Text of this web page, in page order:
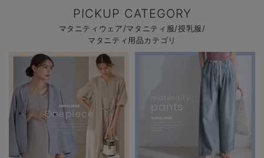
PICKUP CATEGORY
マタニティウェア/マタニティ服/授乳服/
マタニティ用品カテゴリ